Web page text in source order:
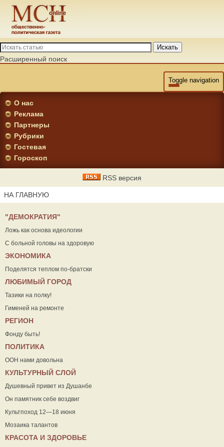
Искать
Расширенный поиск
Toggle navigation
О нас
Реклама
Партнеры
Рубрики
Гостевая
Гороскоп
RSS версия
НА ГЛАВНУЮ
"ДЕМОКРАТИЯ"
Ложь как основа идеологии
С больной головы на здоровую
ЭКОНОМИКА
Поделятся теплом по-братски
ЛЮБИМЫЙ ГОРОД
Тазики на полку!
Гименей на ремонте
РЕГИОН
Фонду быть!
ПОЛИТИКА
ООН нами довольна
КУЛЬТУРНЫЙ СЛОЙ
Душевный привет из Душанбе
Он памятник себе воздвиг
Культпоход 12—18 июня
Мозаика талантов
КРАСОТА И ЗДОРОВЬЕ